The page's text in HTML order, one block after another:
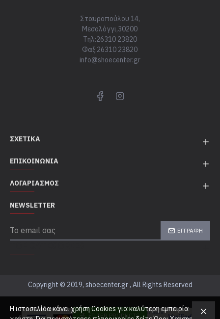
Σταυροπούλου 14,
Μεσολόγγι,30200
Τηλ:26310 23820
Φαξ:26310 23820
info@shoecenter.gr
ΣΧΕΤΙΚΆ
ΕΠΙΚΟΙΝΩΝΊΑ
ΛΟΓΑΡΙΑΣΜΌΣ
NEWSLETTER
ΕΓΓΡΑΦΉ
Copyright © 2019, shoecenter.gr , All Rights Reserved
Η ιστοσελίδα κάνει χρήση Cookies για καλύτερη εμπειρία
FILTER PRODUCTS